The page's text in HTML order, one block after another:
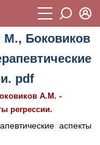
М., Боковиков
pdf
А.М. -
регрессии.
аспекты